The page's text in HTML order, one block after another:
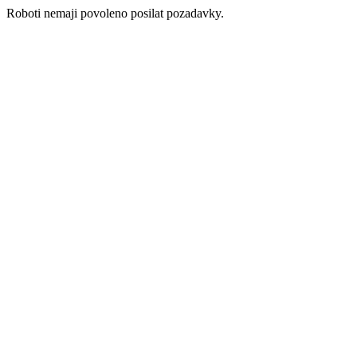
Roboti nemaji povoleno posilat pozadavky.